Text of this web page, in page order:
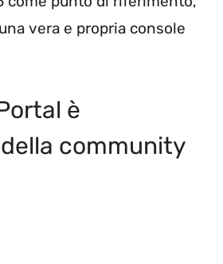
vera e propria console
è
community